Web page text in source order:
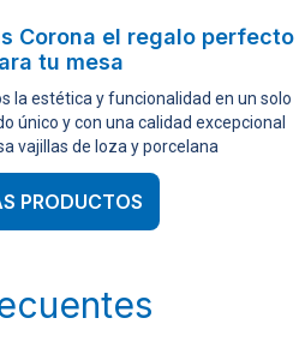
Corona el regalo perfecto
tu mesa
la estética y funcionalidad en un solo
único y con una calidad excepcional
vajillas de loza y porcelana
PRODUCTOS